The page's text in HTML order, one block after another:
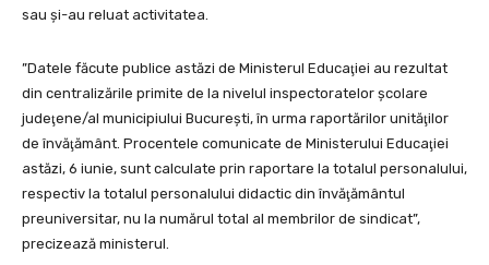
sau şi-au reluat activitatea.
”Datele făcute publice astăzi de Ministerul Educaţiei au rezultat
din centralizările primite de la nivelul inspectoratelor şcolare
judeţene/al municipiului Bucureşti, în urma raportărilor unităţilor
de învăţământ. Procentele comunicate de Ministerului Educaţiei
astăzi, 6 iunie, sunt calculate prin raportare la totalul personalului,
respectiv la totalul personalului didactic din învăţământul
preuniversitar, nu la numărul total al membrilor de sindicat”,
precizează ministerul.